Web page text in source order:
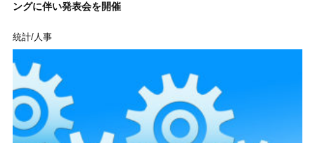
ングに伴い発表会を開催
統計/人事